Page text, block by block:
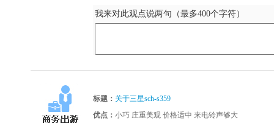
我来对此观点说两句（最多400个字符）
标题： 关于三星sch-s359
优点： 小巧 庄重美观 价格适中 来电铃声够大